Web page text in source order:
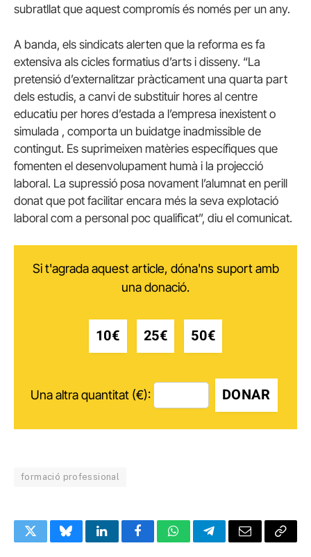
subratllat que aquest compromís és només per un any.
A banda, els sindicats alerten que la reforma es fa
extensiva als cicles formatius d’arts i disseny. “La
pretensió d’externalitzar pràcticament una quarta part
dels estudis, a canvi de substituir hores al centre
educatiu per hores d’estada a l’empresa inexistent o
simulada , comporta un buidatge inadmissible de
contingut. Es suprimeixen matèries específiques que
fomenten el desenvolupament humà i la projecció
laboral. La supressió posa novament l’alumnat en perill
donat que pot facilitar encara més la seva explotació
laboral com a personal poc qualificat”, diu el comunicat.
Si t'agrada aquest article, dóna'ns suport amb
una donació.
10€ 25€ 50€
Una altra quantitat (€): DONAR
formació professional
TwitterBlueskyLinkedInFacebookWhatsAppTelegramEmail Copy